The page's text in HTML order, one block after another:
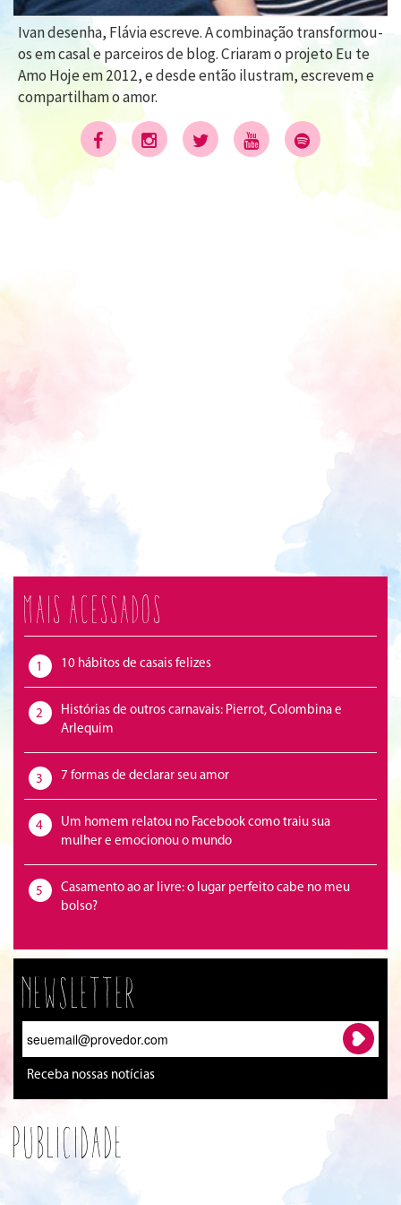
Ivan desenha, Flávia escreve. A combinação transformou-
os em casal e parceiros de blog. Criaram o projeto Eu te
Amo Hoje em 2012, e desde então ilustram, escrevem e
compartilham o amor.
Mais acessados
1 10 hábitos de casais felizes
2
Histórias de outros carnavais: Pierrot, Colombina e
Arlequim
3 7 formas de declarar seu amor
4
Um homem relatou no Facebook como traiu sua
mulher e emocionou o mundo
5
Casamento ao ar livre: o lugar perfeito cabe no meu
bolso?
Newsletter
Receba nossas notícias
Publicidade